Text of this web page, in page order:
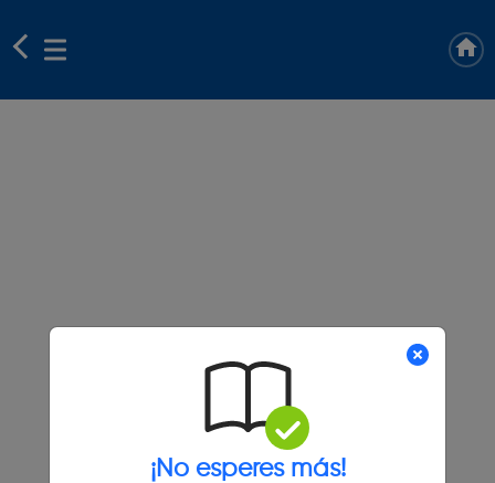
¡No esperes más!